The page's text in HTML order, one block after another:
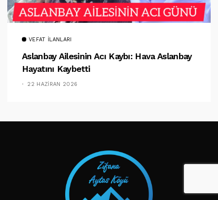
VEFAT İLANLARI
Aslanbay Ailesinin Acı Kaybı: Hava Aslanbay
Hayatını Kaybetti
22 HAZIRAN 2026
TAKIP ET